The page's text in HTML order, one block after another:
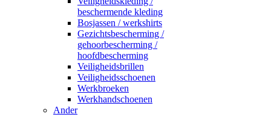
beschermende kleding
Bosjassen / werkshirts
Gezichtsbescherming /
gehoorbescherming /
hoofdbescherming
Veiligheidsbrillen
Veiligheidsschoenen
Werkbroeken
Werkhandschoenen
Ander